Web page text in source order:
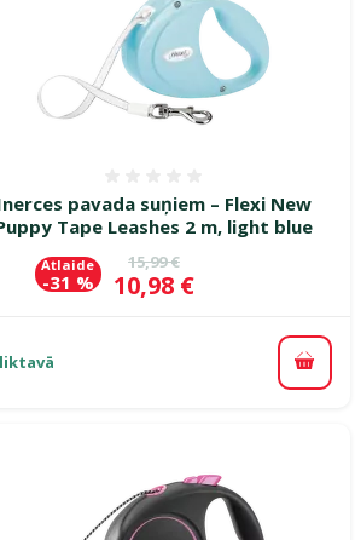
pavada suņiem – Flexi New
Tape Leashes 2 m, light blue
Oriģinālā cena
15,99 €
Cena
10,98 €
Atlaide
-31 %